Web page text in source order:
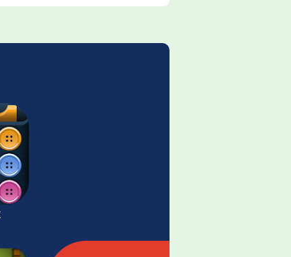
Puzzle